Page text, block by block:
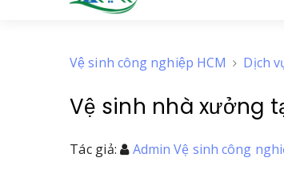
Vệ sinh công nghiệp HCM Dịch
Vệ sinh nhà xưởng
Tác giả: Admin Vệ sinh công